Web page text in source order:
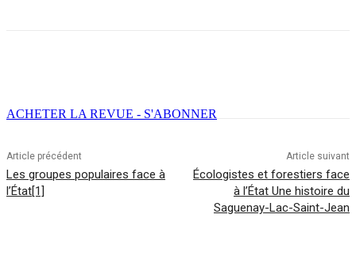
ACHETER LA REVUE - S'ABONNER
Article précédent
Les groupes populaires face à
l’État[1]
Article suivant
Écologistes et forestiers face
à l’État Une histoire du
Saguenay-Lac-Saint-Jean